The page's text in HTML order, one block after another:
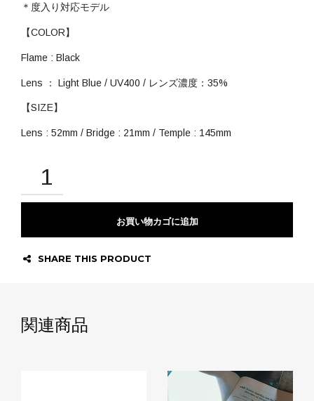
＊度入り対応モデル
【COLOR】
Flame : Black
Lens ： Light Blue / UV400 / レンズ濃度：35%
【SIZE】
Lens : 52mm / Bridge : 21mm / Temple : 145mm
お買い物カゴに追加
SHARE THIS PRODUCT
関連商品